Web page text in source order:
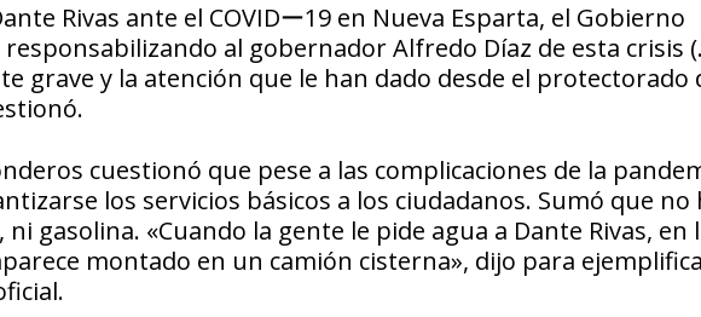
Rivas ante el COVIDー19 en Nueva Esparta, el Gobierno
al gobernador Alfredo Díaz de esta crisis
grave y la atención que le han dado desde el protectorado
cuestionó que pese a las complicaciones de la
los servicios básicos a los ciudadanos. Sumó que no
gasolina. «Cuando la gente le pide agua a Dante Rivas, en
montado en un camión cisterna», dijo para